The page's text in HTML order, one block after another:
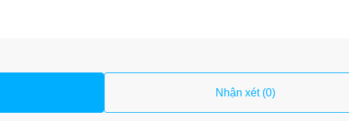
Nhận xét (0)